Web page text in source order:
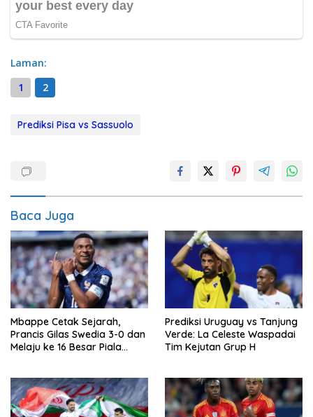
Laman:
1
2
Prediksi Pisa vs Sassuolo
Baca Juga
Mbappe Cetak Sejarah,
Prancis Gilas Swedia 3-0 dan
Melaju ke 16 Besar Piala
Prediksi Uruguay vs Tanjung
Verde: La Celeste Waspadai
Tim Kejutan Grup H